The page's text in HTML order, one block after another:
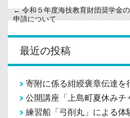
←令和５年度海技教育財団奨学金の
申請について
最近の投稿
寄附に係る紺綬褒章伝達を
公開講座「上島町夏休みチ
練習船「弓削丸」による